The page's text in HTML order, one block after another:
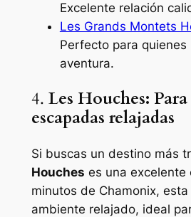
Excelente relación
Les Grands Montets
Perfecto para quienes
aventura.
4. Les Houches:
escapadas relajadas
Si buscas un destino más
Houches es una excelente
minutos de Chamonix,
ambiente relajado, ideal